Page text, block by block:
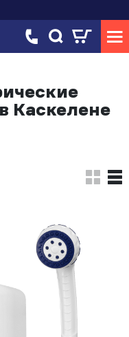
Каскелене